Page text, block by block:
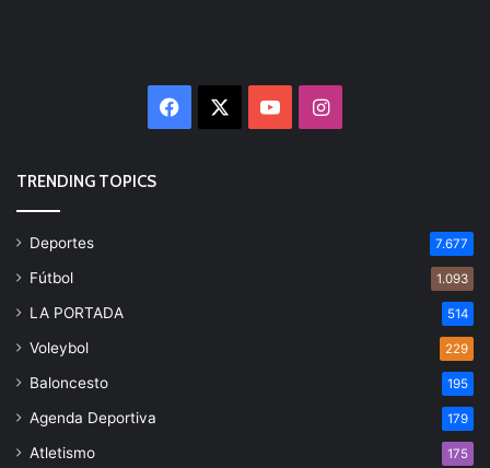
Facebook YouTubeInstagram
TRENDING TOPICS
Deportes 7.677
Fútbol 1.093
LA PORTADA 514
Voleybol 229
Baloncesto 195
Agenda Deportiva 179
Atletismo 175